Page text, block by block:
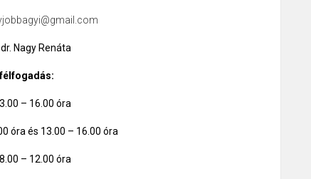
Nagy Renáta
– 16.00 óra
óra és 13.00 – 16.00 óra
– 12.00 óra